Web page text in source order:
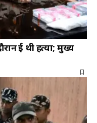
हुई थी हत्या; मुख्य